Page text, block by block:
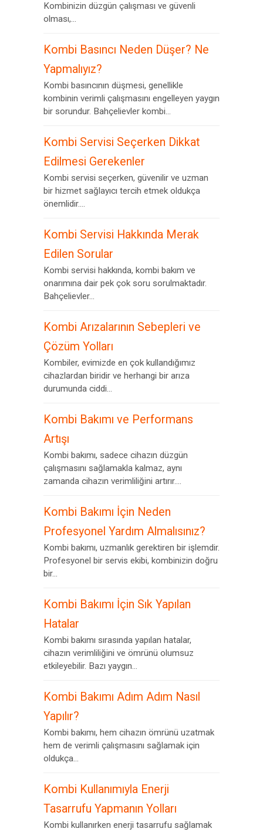
Kombinizin düzgün çalışması ve güvenli
olması,...
Kombi Basıncı Neden Düşer? Ne
Yapmalıyız?
Kombi basıncının düşmesi, genellikle
kombinin verimli çalışmasını engelleyen yaygın
bir sorundur. Bahçelievler kombi...
Kombi Servisi Seçerken Dikkat
Edilmesi Gerekenler
Kombi servisi seçerken, güvenilir ve uzman
bir hizmet sağlayıcı tercih etmek oldukça
önemlidir....
Kombi Servisi Hakkında Merak
Edilen Sorular
Kombi servisi hakkında, kombi bakım ve
onarımına dair pek çok soru sorulmaktadır.
Bahçelievler...
Kombi Arızalarının Sebepleri ve
Çözüm Yolları
Kombiler, evimizde en çok kullandığımız
cihazlardan biridir ve herhangi bir arıza
durumunda ciddi...
Kombi Bakımı ve Performans
Artışı
Kombi bakımı, sadece cihazın düzgün
çalışmasını sağlamakla kalmaz, aynı
zamanda cihazın verimliliğini artırır....
Kombi Bakımı İçin Neden
Profesyonel Yardım Almalısınız?
Kombi bakımı, uzmanlık gerektiren bir işlemdir.
Profesyonel bir servis ekibi, kombinizin doğru
bir...
Kombi Bakımı İçin Sık Yapılan
Hatalar
Kombi bakımı sırasında yapılan hatalar,
cihazın verimliliğini ve ömrünü olumsuz
etkileyebilir. Bazı yaygın...
Kombi Bakımı Adım Adım Nasıl
Yapılır?
Kombi bakımı, hem cihazın ömrünü uzatmak
hem de verimli çalışmasını sağlamak için
oldukça...
Kombi Kullanımıyla Enerji
Tasarrufu Yapmanın Yolları
Kombi kullanırken enerji tasarrufu sağlamak